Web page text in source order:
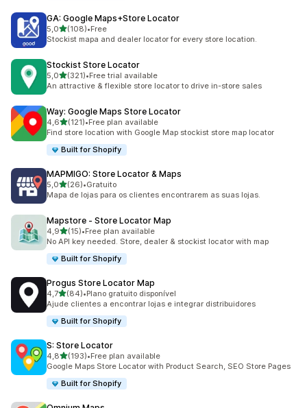
GA: Google Maps+Store Locator
5,0de 5 estrelas
(108)
108 total de avaliações
•Free
Stockist mapa and dealer locator for every store location.
Stockist Store Locator
5,0de 5 estrelas
(321)
321 total de avaliações
•Free trial available
An attractive & flexible store locator to drive in-store sales
Way: Google Maps Store Locator
4,6de 5 estrelas
(121)
121 total de avaliações
•Free plan available
Find store location with Google Map stockist store map locator
Built for Shopify
MAPMIGO: Store Locator & Maps
5,0de 5 estrelas
(26)
26 total de avaliações
•Gratuito
Mapa de lojas para os clientes encontrarem as suas lojas.
Mapstore ‑ Store Locator Map
4,9de 5 estrelas
(15)
15 total de avaliações
•Free plan available
No API key needed. Store, dealer & stockist locator with map
Built for Shopify
Progus Store Locator Map
4,7de 5 estrelas
(84)
84 total de avaliações
•Plano gratuito disponível
Ajude clientes a encontrar lojas e integrar distribuidores
Built for Shopify
S: Store Locator
4,8de 5 estrelas
(193)
193 total de avaliações
•Free plan available
Google Maps Store Locator with Product Search, SEO Store Pages
Built for Shopify